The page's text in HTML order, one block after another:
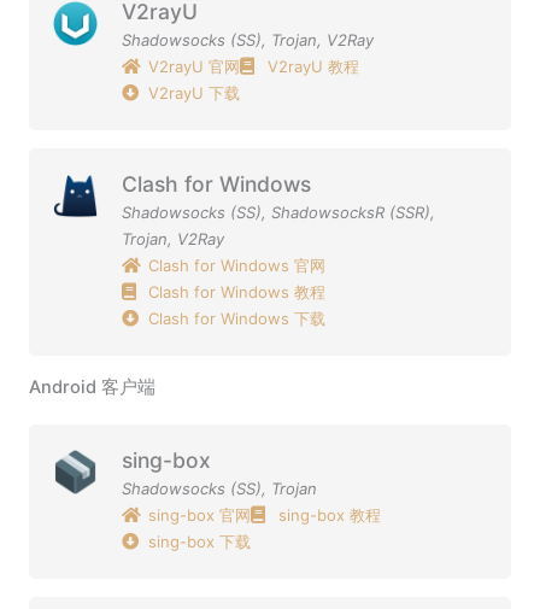
V2rayU
Shadowsocks (SS), Trojan, V2Ray
V2rayU 官网
V2rayU 教程
V2rayU 下载
Clash for Windows
Shadowsocks (SS), ShadowsocksR (SSR),
Trojan, V2Ray
Clash for Windows 官网
Clash for Windows 教程
Clash for Windows 下载
Android 客户端
sing-box
Shadowsocks (SS), Trojan
sing-box 官网
sing-box 教程
sing-box 下载